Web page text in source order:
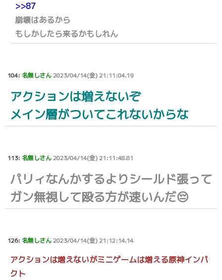
>>87
崩壊はあるから
もしかしたら来るかもしれん
104: 名無しさん2023/04/14(金) 21:11:04.19
アクションは増えないぞ
メイン層がついてこれないからな
113: 名無しさん2023/04/14(金) 21:11:48.81
パリィなんかするよりシールド張って
ガン無視して殴る方が速いんだ😔
126: 名無しさん2023/04/14(金) 21:12:14.14
アクションは増えないがミニゲームは増える原神インパ
クト